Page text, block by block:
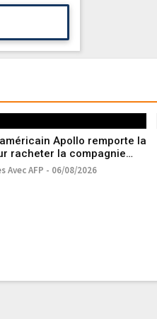
Apollo remporte la
racheter la compagnie
cost
Avec AFP - 06/08/2026